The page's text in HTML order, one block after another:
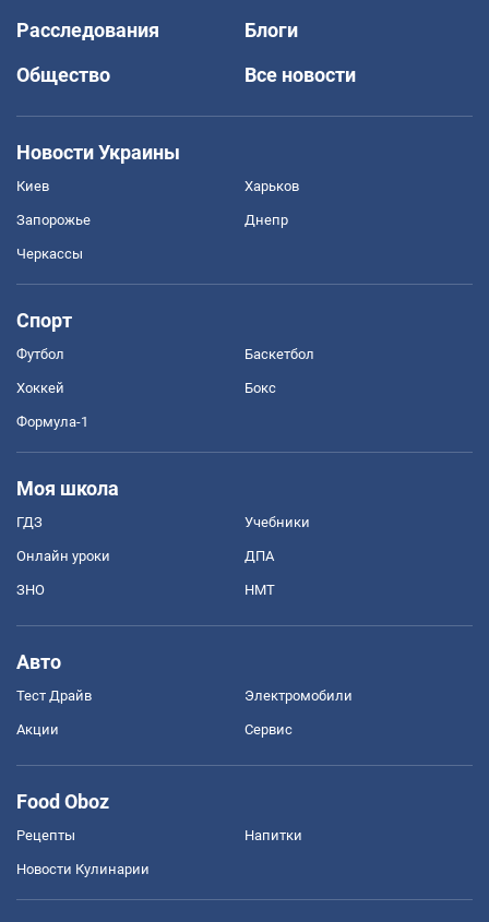
Расследования
Блоги
Общество
Все новости
Новости Украины
Киев Харьков
Запорожье Днепр
Черкассы
Спорт
Футбол Баскетбол
Хоккей Бокс
Формула-1
Моя школа
ГДЗ Учебники
Онлайн уроки ДПА
ЗНО НМТ
Авто
Тест Драйв Электромобили
Акции Сервис
Food Oboz
Рецепты Напитки
Новости Кулинарии